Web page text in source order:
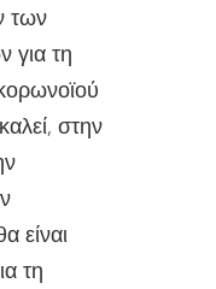
των
για τη
στην
είναι
τη